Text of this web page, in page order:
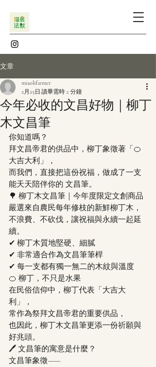
文章
今年必收的文昌好物｜柳丁
木文昌筆
miaolifarmer
2月25日 讀畢需時 2 分鐘
你知道嗎？
拜文昌帝君的供品中，柳丁象徵著「🍊
大吉大利」，
而我們，直接把這份祝福，做成了一支
能天天陪伴你的 文昌筆。
🌳 柳丁木文昌筆｜今年度限定文創商品
嚴選來自農民每年修枝的新鮮柳丁木，
不浪費、不砍伐，讓祝福與永續一起延
續。
✔ 柳丁木質地堅硬、細膩
✔ 非常適合作為文昌筆筆桿
✔ 每一支都有獨一無二的木紋與溫度
🍊 柳丁，不只是水果
在民俗信仰中，柳丁代表「大吉大
利」，
常作為祭拜文昌帝君的重要供品，
也因此，柳丁木文昌筆更添一份祈願與
好兆頭。
🖊 文昌筆的寓意是什麼？
文昌筆象徵——